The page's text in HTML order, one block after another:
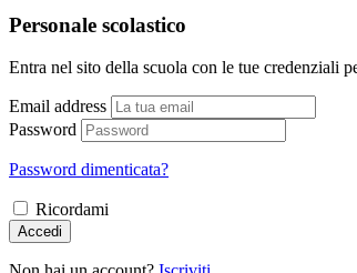
Personale scolastico
Entra nel sito della scuola con le tue credenziali
Email address
Password
Password dimenticata?
Ricordami
Accedi